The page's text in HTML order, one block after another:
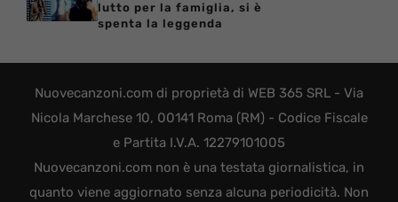
lutto per la famiglia, si è
spenta la leggenda
Nuovecanzoni.com di proprietà di WEB 365 SRL - Via
Nicola Marchese 10, 00141 Roma (RM) - Codice Fiscale
e Partita I.V.A. 12279101005
Nuovecanzoni.com non è una testata giornalistica, in
quanto viene aggiornato senza alcuna periodicità. Non